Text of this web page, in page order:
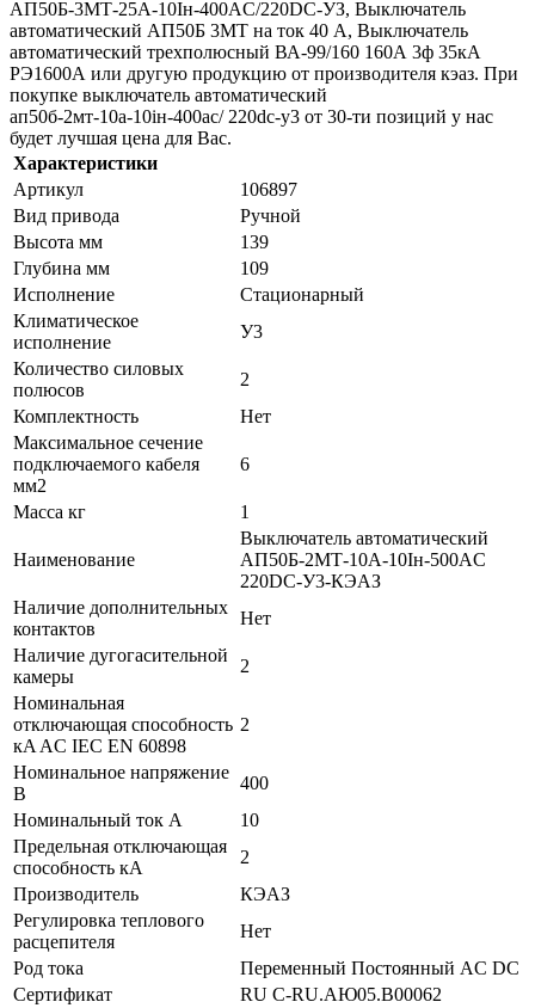
АП50Б-3МТ-25А-10Iн-400AС/220DC-УЗ, Выключатель
автоматический АП50Б 3МТ на ток 40 A, Выключатель
автоматический трехполюсный ВА-99/160 160А 3ф 35кА
РЭ1600А или другую продукцию от производителя кэаз. При
покупке выключатель автоматический
ап50б-2мт-10а-10iн-400ac/ 220dc-у3 от 30-ти позиций у нас
будет лучшая цена для Вас.
Характеристики
Артикул
106897
Вид привода
Ручной
Высота мм
139
Глубина мм
109
Исполнение
Стационарный
Климатическое
исполнение
У3
Количество силовых
полюсов
2
Комплектность
Нет
Максимальное сечение
подключаемого кабеля
мм2
6
Масса кг 1
Наименование
Выключатель автоматический
АП50Б-2МТ-10А-10Iн-500AC
220DC-У3-КЭАЗ
Наличие дополнительных
контактов
Нет
Наличие дугогасительной
камеры
2
Номинальная
отключающая способность
кA AC IEC EN 60898
2
Номинальное напряжение
В
400
Номинальный ток А
10
Предельная отключающая
способность кA
2
Производитель
КЭАЗ
Регулировка теплового
расцепителя
Нет
Род тока
Переменный Постоянный AC DC
Сертификат
RU C-RU.АЮ05.B00062